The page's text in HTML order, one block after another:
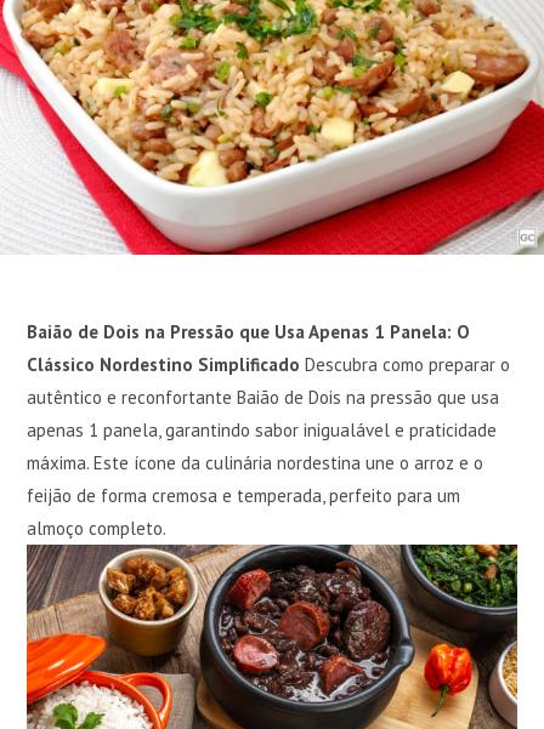
Baião de Dois na Pressão que Usa Apenas 1 Panela: O
Clássico Nordestino Simplificado Descubra como preparar o
autêntico e reconfortante Baião de Dois na pressão que usa
apenas 1 panela, garantindo sabor inigualável e praticidade
máxima. Este ícone da culinária nordestina une o arroz e o
feijão de forma cremosa e temperada, perfeito para um
almoço completo.